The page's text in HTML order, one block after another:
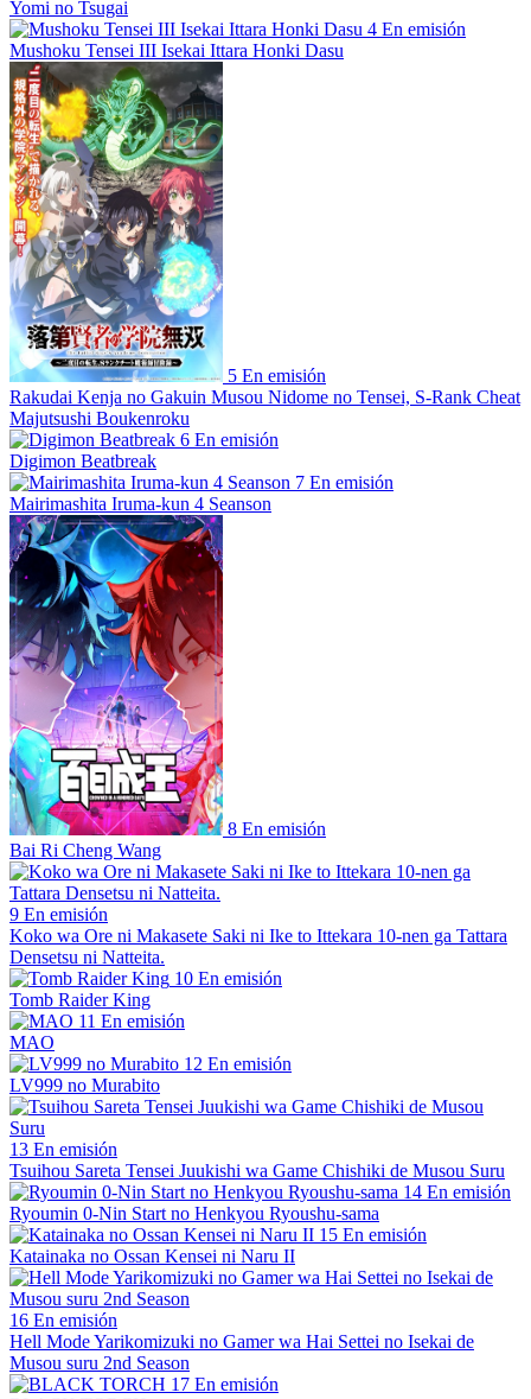
Yomi no Tsugai
4 En emisión
Mushoku Tensei III Isekai Ittara Honki Dasu
5 En emisión
Rakudai Kenja no Gakuin Musou Nidome no Tensei, S-Rank Cheat
Majutsushi Boukenroku
6 En emisión
Digimon Beatbreak
7 En emisión
Mairimashita Iruma-kun 4 Seanson
8 En emisión
Bai Ri Cheng Wang
9 En emisión
Koko wa Ore ni Makasete Saki ni Ike to Ittekara 10-nen ga Tattara
Densetsu ni Natteita.
10 En emisión
Tomb Raider King
11 En emisión
MAO
12 En emisión
LV999 no Murabito
13 En emisión
Tsuihou Sareta Tensei Juukishi wa Game Chishiki de Musou Suru
14 En emisión
Ryoumin 0-Nin Start no Henkyou Ryoushu-sama
15 En emisión
Katainaka no Ossan Kensei ni Naru II
16 En emisión
Hell Mode Yarikomizuki no Gamer wa Hai Settei no Isekai de
Musou suru 2nd Season
17 En emisión